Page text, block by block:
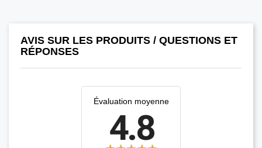
AVIS SUR LES PRODUITS / QUESTIONS ET
RÉPONSES
Évaluation moyenne
4.8